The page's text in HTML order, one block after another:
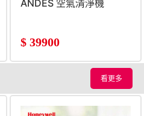
ANDES 空氣清淨機
$ 39900
看更多